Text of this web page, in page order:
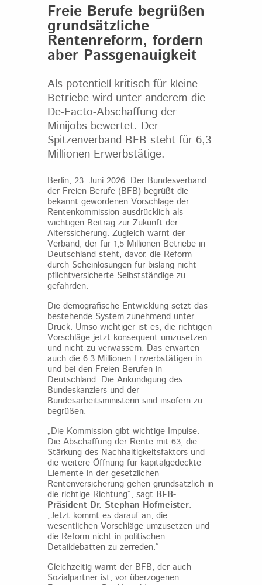
Freie Berufe begrüßen
grundsätzliche
Rentenreform, fordern
aber Passgenauigkeit
Als potentiell kritisch für kleine
Betriebe wird unter anderem die
De-Facto-Abschaffung der
Minijobs bewertet. Der
Spitzenverband BFB steht für 6,3
Millionen Erwerbstätige.
Berlin, 23. Juni 2026. Der Bundesverband
der Freien Berufe (BFB) begrüßt die
bekannt gewordenen Vorschläge der
Rentenkommission ausdrücklich als
wichtigen Beitrag zur Zukunft der
Alterssicherung. Zugleich warnt der
Verband, der für 1,5 Millionen Betriebe in
Deutschland steht, davor, die Reform
durch Scheinlösungen für bislang nicht
pflichtversicherte Selbstständige zu
gefährden.
Die demografische Entwicklung setzt das
bestehende System zunehmend unter
Druck. Umso wichtiger ist es, die richtigen
Vorschläge jetzt konsequent umzusetzen
und nicht zu verwässern. Das erwarten
auch die 6,3 Millionen Erwerbstätigen in
und bei den Freien Berufen in
Deutschland. Die Ankündigung des
Bundeskanzlers und der
Bundesarbeitsministerin sind insofern zu
begrüßen.
„Die Kommission gibt wichtige Impulse.
Die Abschaffung der Rente mit 63, die
Stärkung des Nachhaltigkeitsfaktors und
die weitere Öffnung für kapitalgedeckte
Elemente in der gesetzlichen
Rentenversicherung gehen grundsätzlich in
die richtige Richtung“, sagt BFB-
Präsident Dr. Stephan Hofmeister.
„Jetzt kommt es darauf an, die
wesentlichen Vorschläge umzusetzen und
die Reform nicht in politischen
Detaildebatten zu zerreden.“
Gleichzeitig warnt der BFB, der auch
Sozialpartner ist, vor überzogenen